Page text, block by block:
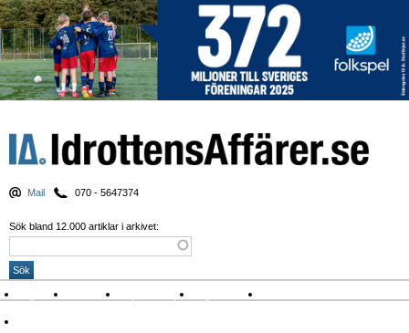
Mail 070 - 5647374
Sök bland 12.000 artiklar i arkivet:
Nyheter Krönikor Sport & spel Nyhetsbrev